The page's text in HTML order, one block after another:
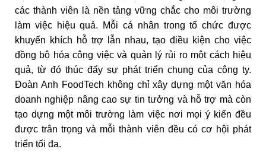
các thành viên là nền tảng vững chắc cho môi trường
làm việc hiệu quả. Mỗi cá nhân trong tổ chức được
khuyến khích hỗ trợ lẫn nhau, tạo điều kiện cho việc
đồng bộ hóa công việc và quản lý rủi ro một cách hiệu
quả, từ đó thúc đẩy sự phát triển chung của công ty.
Đoàn Anh FoodTech không chỉ xây dựng một văn hóa
doanh nghiệp nâng cao sự tin tưởng và hỗ trợ mà còn
tạo dựng một môi trường làm việc nơi mọi ý kiến đều
được trân trọng và mỗi thành viên đều có cơ hội phát
triển tối đa.